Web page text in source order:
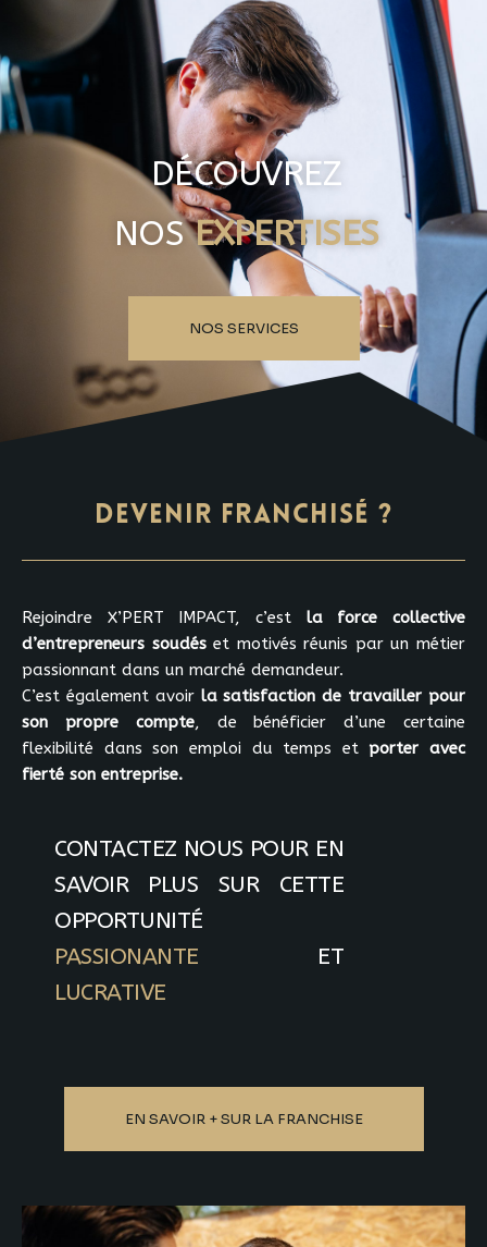
DÉCOUVREZ
NOS EXPERTISES
NOS SERVICES
DEVENIR FRANCHISÉ ?
Rejoindre X’PERT IMPACT, c’est la force collective
d’entrepreneurs soudéset motivés réunis par un métier
passionnant dans un marché demandeur.
C’est également avoir la satisfaction de travailler pour
son propre compte, de bénéficier d’une certaine
flexibilité dans son emploi du temps et porter avec
fierté son entreprise.
CONTACTEZ NOUS POUR EN
SAVOIR PLUS SUR CETTE
OPPORTUNITÉ
PASSIONANTE ET
LUCRATIVE
EN SAVOIR + SUR LA FRANCHISE